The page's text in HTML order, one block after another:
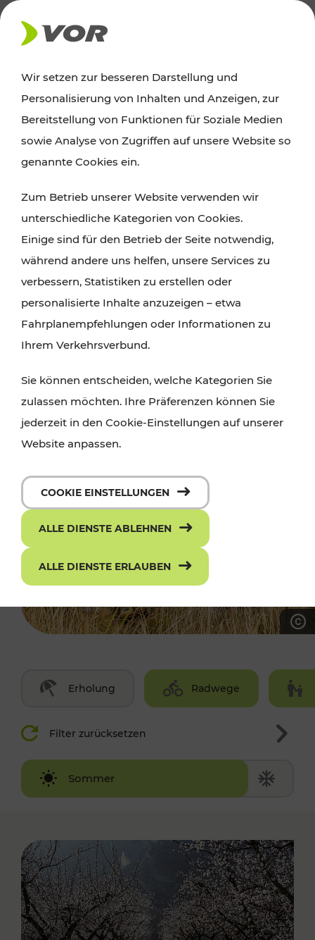
AKTUELLES
Ausflugstipps
Wien, Niederösterreich und das Burgenland
Wanderungen, Kultur und Gastronomie,
Radtouren oder purer Naturgenuss – viele
Attraktionen sind mit den Ticket- und Fahrplan-
Angeboten des VOR gut und schnell erreichbar.
Erholung Radwege
Filter zurücksetzen
Sommer
Winter
Wir setzen zur besseren Darstellung und
Personalisierung von Inhalten und Anzeigen, zur
Bereitstellung von Funktionen für Soziale Medien
sowie Analyse von Zugriffen auf unsere Website so
genannte Cookies ein.
Zum Betrieb unserer Website verwenden wir
unterschiedliche Kategorien von Cookies.
Einige sind für den Betrieb der Seite notwendig,
während andere uns helfen, unsere Services zu
verbessern, Statistiken zu erstellen oder
personalisierte Inhalte anzuzeigen – etwa
Fahrplanempfehlungen oder Informationen zu
Ihrem Verkehrsverbund.
Sie können entscheiden, welche Kategorien Sie
zulassen möchten. Ihre Präferenzen können Sie
jederzeit in den Cookie-Einstellungen auf unserer
Website anpassen.
COOKIE EINSTELLUNGEN
ALLE DIENSTE ABLEHNEN
ALLE DIENSTE ERLAUBEN